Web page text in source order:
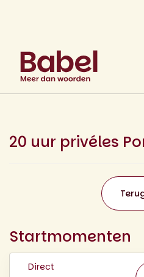
20 uur privéles
Startmomenten
Direct